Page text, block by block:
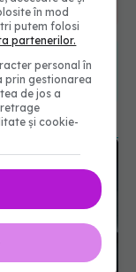
ABONAȚI
1401
în mod
putem folosi
partenerilor.
personal în
prin gestionarea
de jos a
și cookie-